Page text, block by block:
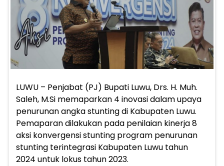
LUWU – Penjabat (PJ) Bupati Luwu, Drs. H. Muh.
Saleh, M.Si memaparkan 4 inovasi dalam upaya
penurunan angka stunting di Kabupaten Luwu.
Pemaparan dilakukan pada penilaian kinerja 8
aksi konvergensi stunting program penurunan
stunting terintegrasi Kabupaten Luwu tahun
2024 untuk lokus tahun 2023.